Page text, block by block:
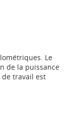
Le
de la puissance
travail est